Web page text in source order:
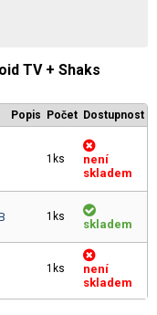
TV + Shaks
Popis Počet Dostupnost
1ks
není
skladem
1ks
skladem
1ks
není
skladem